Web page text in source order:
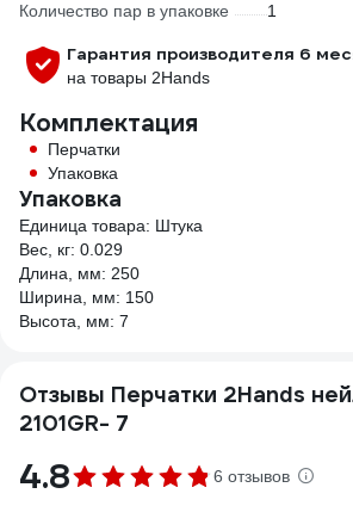
Количество пар в упаковке
1
Гарантия производителя 6
на товары 2Hands
Комплектация
Перчатки
Упаковка
Упаковка
Единица товара: Штука
Вес, кг: 0.029
Длина, мм: 250
Ширина, мм: 150
Высота, мм: 7
Отзывы Перчатки 2Hands
2101GR- 7
4.8 6 отзывов